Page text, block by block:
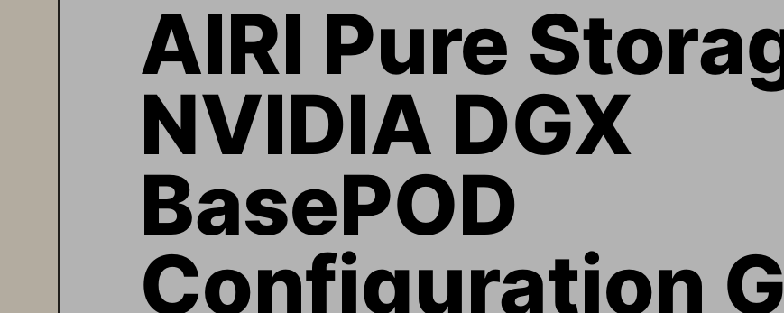
AIRI Pure
NVIDIA DGX
BasePOD
Configuration